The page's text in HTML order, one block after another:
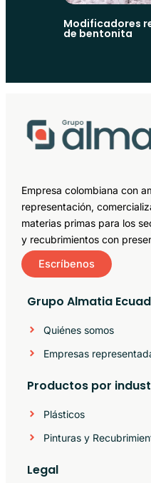
Modificadores
de bentonita
Empresa colombiana con
representación,
materias primas para los
y recubrimientos con
Escríbenos
Grupo Almatia
Quiénes somos
Empresas
Productos por
Plásticos
Pinturas y
Legal